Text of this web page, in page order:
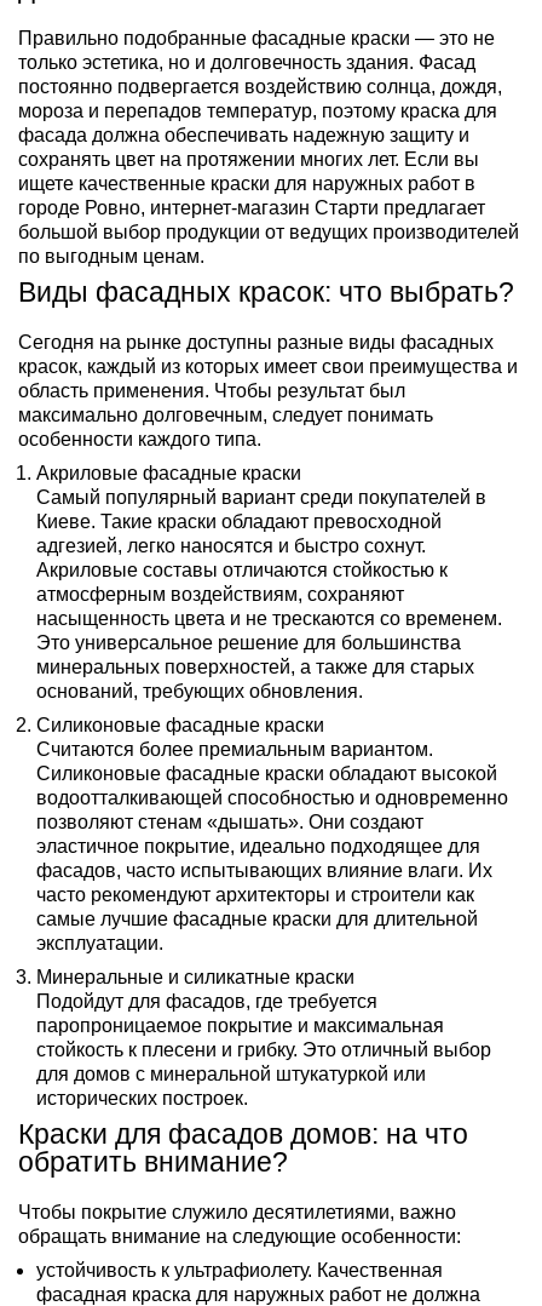
Правильно подобранные фасадные краски — это не
только эстетика, но и долговечность здания. Фасад
постоянно подвергается воздействию солнца, дождя,
мороза и перепадов температур, поэтому краска для
фасада должна обеспечивать надежную защиту и
сохранять цвет на протяжении многих лет. Если вы
ищете качественные краски для наружных работ в
городе Ровно, интернет-магазин Старти предлагает
большой выбор продукции от ведущих производителей
по выгодным ценам.
Виды фасадных красок: что выбрать?
Сегодня на рынке доступны разные виды фасадных
красок, каждый из которых имеет свои преимущества и
область применения. Чтобы результат был
максимально долговечным, следует понимать
особенности каждого типа.
Акриловые фасадные краски
Самый популярный вариант среди покупателей в
Киеве. Такие краски обладают превосходной
адгезией, легко наносятся и быстро сохнут.
Акриловые составы отличаются стойкостью к
атмосферным воздействиям, сохраняют
насыщенность цвета и не трескаются со временем.
Это универсальное решение для большинства
минеральных поверхностей, а также для старых
оснований, требующих обновления.
Силиконовые фасадные краски
Считаются более премиальным вариантом.
Силиконовые фасадные краски обладают высокой
водоотталкивающей способностью и одновременно
позволяют стенам «дышать». Они создают
эластичное покрытие, идеально подходящее для
фасадов, часто испытывающих влияние влаги. Их
часто рекомендуют архитекторы и строители как
самые лучшие фасадные краски для длительной
эксплуатации.
Минеральные и силикатные краски
Подойдут для фасадов, где требуется
паропроницаемое покрытие и максимальная
стойкость к плесени и грибку. Это отличный выбор
для домов с минеральной штукатуркой или
исторических построек.
Краски для фасадов домов: на что
обратить внимание?
Чтобы покрытие служило десятилетиями, важно
обращать внимание на следующие особенности:
устойчивость к ультрафиолету. Качественная
фасадная краска для наружных работ не должна